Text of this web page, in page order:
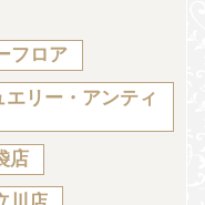
フロア
リー・アンティ
店